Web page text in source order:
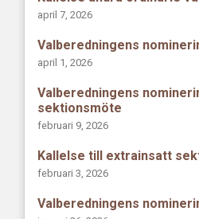
april 7, 2026
Valberedningens
april 1, 2026
Valberedningens
sektionsmöte
februari 9, 2026
Kallelse till extrainsatt
februari 3, 2026
Valberedningens